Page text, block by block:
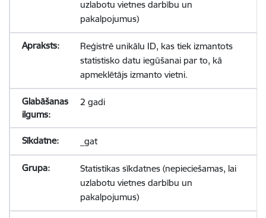
uzlabotu vietnes darbību un
pakalpojumus)
Reģistrē unikālu ID, kas tiek izmantots
statistisko datu iegūšanai par to, kā
apmeklētājs izmanto vietni.
2 gadi
_gat
Statistikas sīkdatnes (nepieciešamas, lai
uzlabotu vietnes darbību un
pakalpojumus)